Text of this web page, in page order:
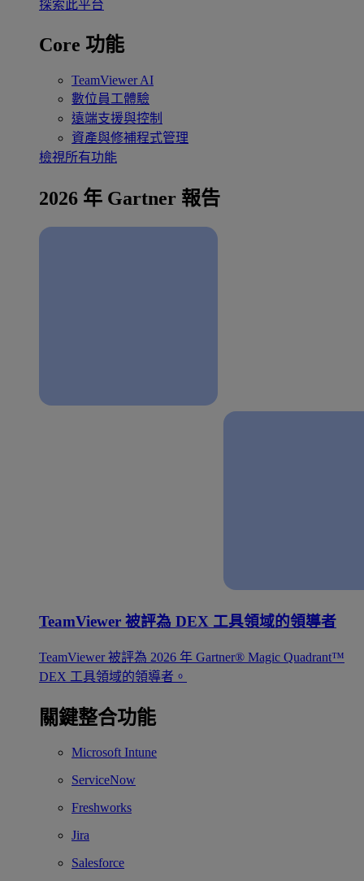
探索此平台
Core 功能
TeamViewer AI
數位員工體驗
遠端支援與控制
資產與修補程式管理
檢視所有功能
2026 年 Gartner 報告
TeamViewer 被評為 DEX 工具領域的領導者
TeamViewer 被評為 2026 年 Gartner® Magic Quadrant™
DEX 工具領域的領導者。
關鍵整合功能
Microsoft Intune
ServiceNow
Freshworks
Jira
Salesforce